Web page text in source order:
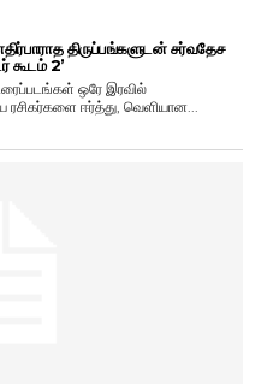
திருப்பங்களுடன் சர்வதேச
கூடம் 2’
ஒரே இரவில்
ரசிகர்களை ஈர்த்து, வெளியான...